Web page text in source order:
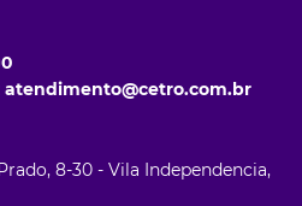
atendimento@cetro.com.br
8-30 - Vila Independencia,